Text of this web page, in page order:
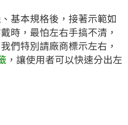
基本規格後，接著示範如
時，最怕左右手搞不清，
們特別請廠商標示左右，
，讓使用者可以快速分出左